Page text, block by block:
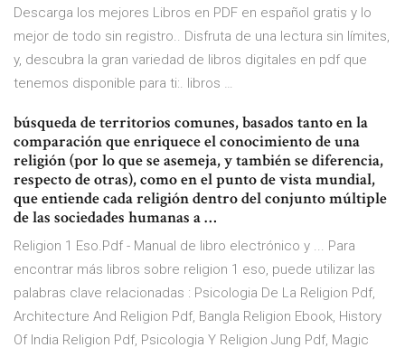
Descarga los mejores Libros en PDF en español gratis y lo
mejor de todo sin registro.. Disfruta de una lectura sin límites,
y, descubra la gran variedad de libros digitales en pdf que
tenemos disponible para ti:. libros …
búsqueda de territorios comunes, basados tanto en la
comparación que enriquece el conocimiento de una
religión (por lo que se asemeja, y también se diferencia,
respecto de otras), como en el punto de vista mundial,
que entiende cada religión dentro del conjunto múltiple
de las sociedades humanas a …
Religion 1 Eso.Pdf - Manual de libro electrónico y ... Para
encontrar más libros sobre religion 1 eso, puede utilizar las
palabras clave relacionadas : Psicologia De La Religion Pdf,
Architecture And Religion Pdf, Bangla Religion Ebook, History
Of India Religion Pdf, Psicologia Y Religion Jung Pdf, Magic